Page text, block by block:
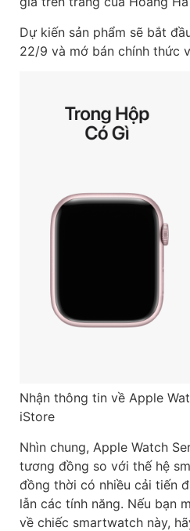
Dự kiến sản phẩm sẽ bắt
22/9 và mớ bán chính thức
Nhận thông tin về Apple
iStore
Nhìn chung, Apple Watch
tương đồng so với thế hệ
đồng thời có nhiều cải tiến
lẫn các tính năng. Nếu bạn
về chiếc smartwatch này,